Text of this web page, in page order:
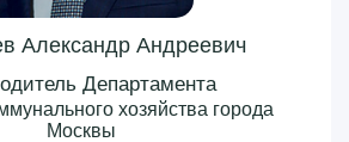
Александр Андреевич
Департамента
хозяйства города
Москвы